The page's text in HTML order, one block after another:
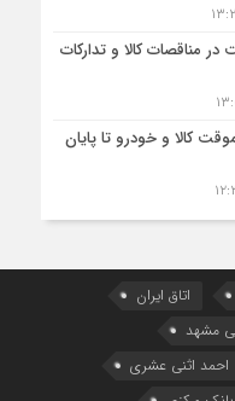
مناقصات کالا و تدارکات
کالا و خودرو تا پایان
اتاق ایران
مشهد
احمد اثنی عشری